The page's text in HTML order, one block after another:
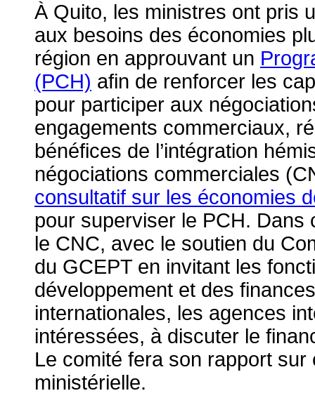
À Quito, les ministres ont pris
aux besoins des économies
région en approuvant un
(PCH) afin de renforcer les
pour participer aux
engagements commerciaux,
bénéfices de l’intégration
négociations commerciales
consultatif sur les économies
pour superviser le PCH.
le CNC, avec le soutien du
du GCEPT en invitant les
développement et des
internationales, les agences
intéressées, à discuter le
Le comité fera son rapport
ministérielle.